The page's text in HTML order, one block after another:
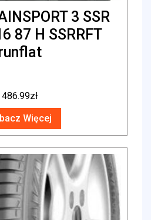
3 SSR
87 H SSRRFT
486.99zł
Więcej